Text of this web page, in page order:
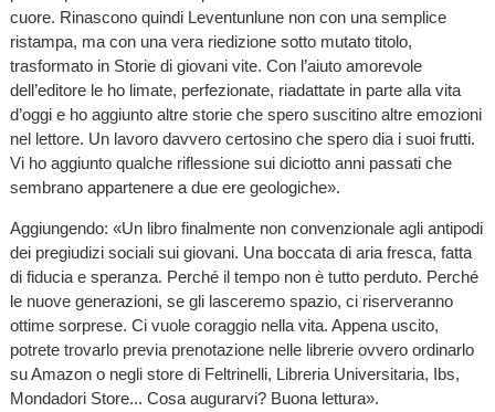
cuore. Rinascono quindi Leventunlune non con una semplice
ristampa, ma con una vera riedizione sotto mutato titolo,
trasformato in Storie di giovani vite. Con l’aiuto amorevole
dell’editore le ho limate, perfezionate, riadattate in parte alla vita
d’oggi e ho aggiunto altre storie che spero suscitino altre emozioni
nel lettore. Un lavoro davvero certosino che spero dia i suoi frutti.
Vi ho aggiunto qualche riflessione sui diciotto anni passati che
sembrano appartenere a due ere geologiche».
Aggiungendo: «Un libro finalmente non convenzionale agli antipodi
dei pregiudizi sociali sui giovani. Una boccata di aria fresca, fatta
di fiducia e speranza. Perché il tempo non è tutto perduto. Perché
le nuove generazioni, se gli lasceremo spazio, ci riserveranno
ottime sorprese. Ci vuole coraggio nella vita. Appena uscito,
potrete trovarlo previa prenotazione nelle librerie ovvero ordinarlo
su Amazon o negli store di Feltrinelli, Libreria Universitaria, Ibs,
Mondadori Store... Cosa augurarvi? Buona lettura».